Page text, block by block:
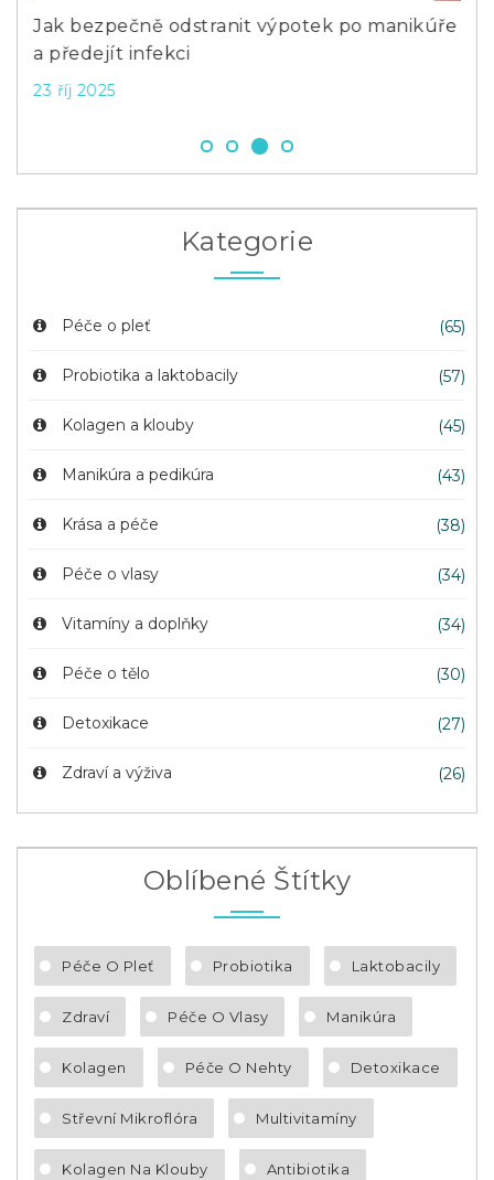
Jak bezpečně odstranit výpotek po manikúře
a předejít infekci
23 říj 2025
Kategorie
Péče o pleť (65)
Probiotika a laktobacily (57)
Kolagen a klouby (45)
Manikúra a pedikúra (43)
Krása a péče (38)
Péče o vlasy (34)
Vitamíny a doplňky (34)
Péče o tělo (30)
Detoxikace (27)
Zdraví a výživa (26)
Oblíbené Štítky
Péče O Pleť Probiotika Laktobacily
Zdraví Péče O Vlasy Manikúra
Kolagen Péče O Nehty Detoxikace
Střevní Mikroflóra Multivitamíny
Kolagen Na Klouby Antibiotika